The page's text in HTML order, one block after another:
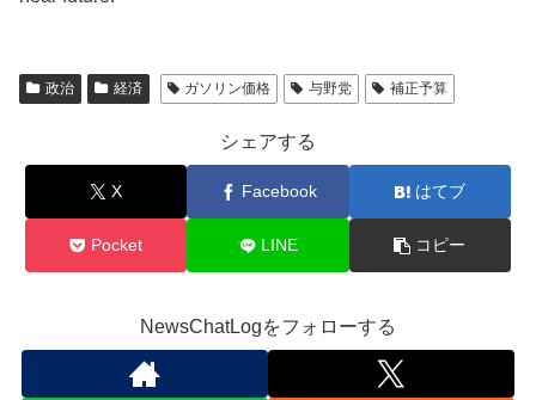
政治 経済 ガソリン価格 与野党 補正予算
シェアする
X Facebook はてブ
Pocket LINE コピー
NewsChatLogをフォローする